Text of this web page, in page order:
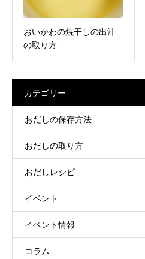
おいかわの焼干しの出汁
の取り方
カテゴリー
おだしの保存方法
おだしの取り方
おだしレシピ
イベント
イベント情報
コラム